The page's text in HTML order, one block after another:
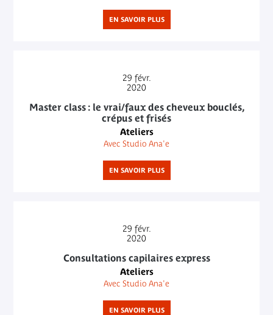
EN SAVOIR PLUS
29 févr.
2020
Master class : le vrai/faux des cheveux bouclés,
crépus et frisés
Ateliers
Avec Studio Ana'e
EN SAVOIR PLUS
29 févr.
2020
Consultations capilaires express
Ateliers
Avec Studio Ana'e
EN SAVOIR PLUS